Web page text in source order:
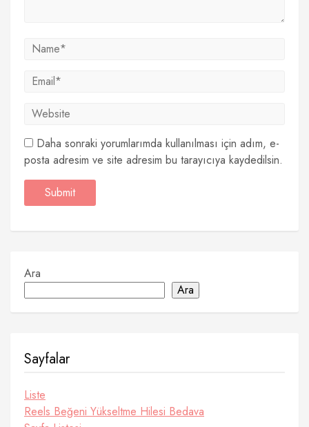
Daha sonraki yorumlarımda kullanılması için adım, e-
posta adresim ve site adresim bu tarayıcıya kaydedilsin.
Ara
Ara
Sayfalar
Liste
Reels Beğeni Yükseltme Hilesi Bedava